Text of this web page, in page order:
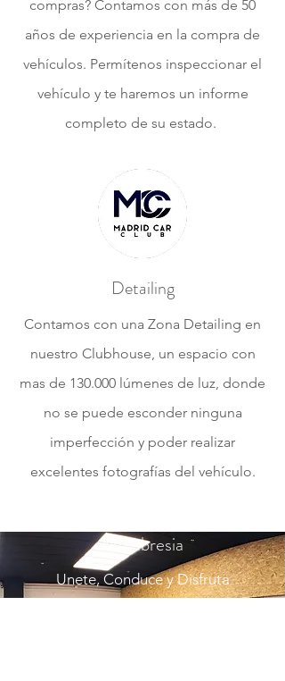
compras? Contamos con más de 50
años de experiencia en la compra de
vehículos. Permítenos inspeccionar el
vehículo y te haremos un informe
completo de su estado.
Detailing
Contamos con una Zona Detailing en
nuestro Clubhouse, un espacio con
mas de 130.000 lúmenes de luz, donde
no se puede esconder ninguna
imperfección y poder realizar
excelentes fotografías del vehículo.
Membresia
Unete, Conduce y Disfruta